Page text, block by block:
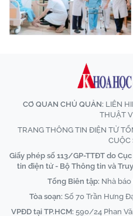
CƠ QUAN CHỦ QUẢN: LIÊN
THUẬT
TRANG THÔNG TIN ĐIỆN TỬ
CUỘC
Giấy phép số 113/GP-TTĐT do
tin điện tử - Bộ Thông tin và
Tổng Biên tập: Nhà
Tòa soạn: Số 70 Trần Hưng
VPĐD tại TP.HCM: 590/24 Phan